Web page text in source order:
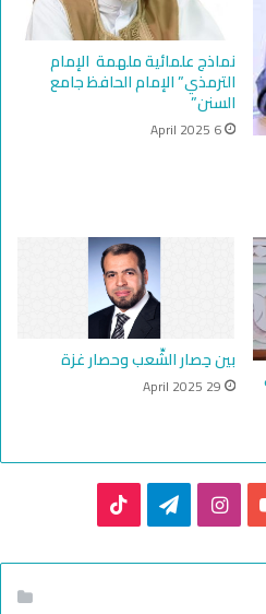
نماذج علمائية ملهمة الإمام
الترمذي” الإمام الحافظ جامع
السنن”
6 April 2025
بين حِصار الشِّعب وحصار غزة
29 April 2025
YouTube
Instagram
Telegram